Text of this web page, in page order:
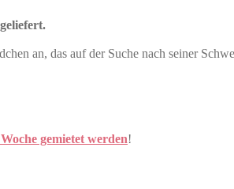
an, das auf der Suche nach seiner
gemietet werden!